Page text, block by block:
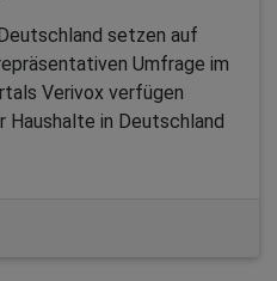
setzen auf
Umfrage im
Verivox verfügen
Haushalte in Deutschland